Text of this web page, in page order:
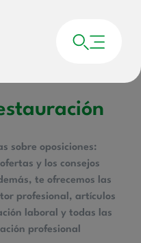
sobre oposiciones:
y los consejos
te ofrecemos las
profesional, artículos
laboral y todas las
profesional